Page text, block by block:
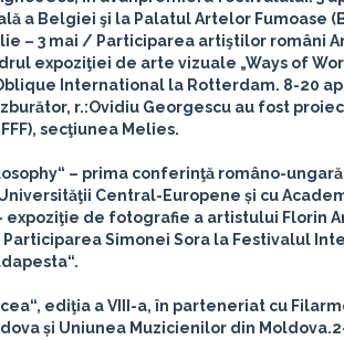
a Belgiei şi la Palatul Artelor Fumoase
– 3 mai / Participarea artiştilor români
expoziţiei de arte vizuale „Ways of
International la Rotterdam. 8-20
r.:Ovidiu Georgescu au fost
secţiunea Melies.
– prima conferinţă româno-
Central-Europene și cu
expoziţie de fotografie a artistului Florin
Simonei Sora la Festivalul
ediţia a VIII-a, în parteneriat cu
și Uniunea Muzicienilor din Moldova.